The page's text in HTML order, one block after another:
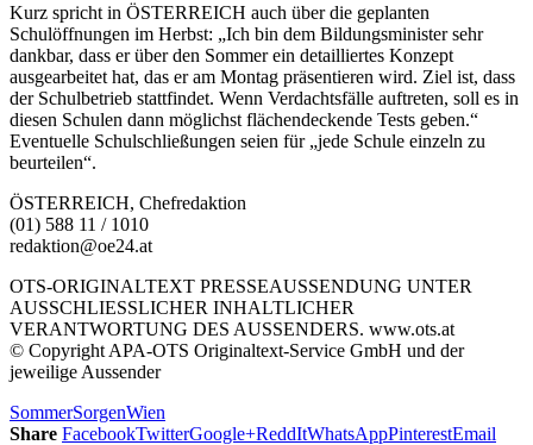
Kurz spricht in ÖSTERREICH auch über die geplanten
Schulöffnungen im Herbst: „Ich bin dem Bildungsminister sehr
dankbar, dass er über den Sommer ein detailliertes Konzept
ausgearbeitet hat, das er am Montag präsentieren wird. Ziel ist, dass
der Schulbetrieb stattfindet. Wenn Verdachtsfälle auftreten, soll es in
diesen Schulen dann möglichst flächendeckende Tests geben.“
Eventuelle Schulschließungen seien für „jede Schule einzeln zu
beurteilen“.
ÖSTERREICH, Chefredaktion
(01) 588 11 / 1010
redaktion@oe24.at
OTS-ORIGINALTEXT PRESSEAUSSENDUNG UNTER
AUSSCHLIESSLICHER INHALTLICHER
VERANTWORTUNG DES AUSSENDERS. www.ots.at
© Copyright APA-OTS Originaltext-Service GmbH und der
jeweilige Aussender
SommerSorgenWien
Share FacebookTwitterGoogle+ReddItWhatsAppPinterestEmail